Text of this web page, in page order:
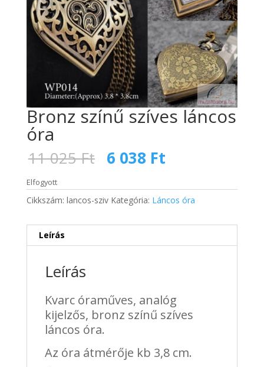
Bronz színű szíves láncos
óra
11 025Ft Original
price
was:
11
025 Ft.
6 038 Ft
is:
6
Elfogyott
Cikkszám: lancos-sziv Kategória: Láncos óra
Leírás
Leírás
Kvarc óraműves, analóg
kijelzős, bronz színű szíves
láncos óra.
Az óra átmérője kb 3,8 cm.